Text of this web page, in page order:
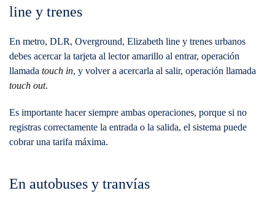
line y trenes
En metro, DLR, Overground, Elizabeth line y trenes urbanos
debes acercar la tarjeta al lector amarillo al entrar, operación
llamada touch in, y volver a acercarla al salir, operación llamada
touch out.
Es importante hacer siempre ambas operaciones, porque si no
registras correctamente la entrada o la salida, el sistema puede
cobrar una tarifa máxima.
En autobuses y tranvías